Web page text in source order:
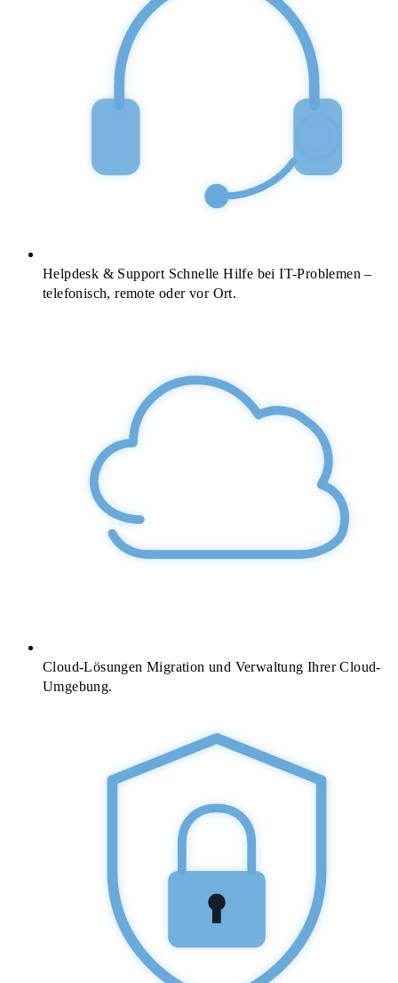
Helpdesk & Support Schnelle Hilfe bei IT-Problemen –
telefonisch, remote oder vor Ort.
Cloud-LösungenMigration und Verwaltung Ihrer Cloud-
Umgebung.